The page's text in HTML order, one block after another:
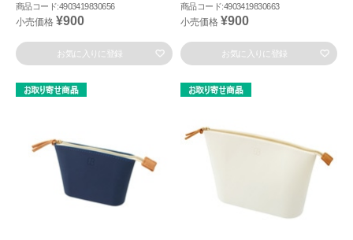
商品コード:4903419830656
小売価格 ¥900
お気に入りに登録
商品コード:4903419830663
小売価格 ¥900
お気に入りに登録